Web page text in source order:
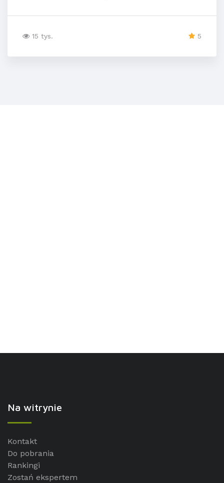
15 tys. 5
Na witrynie
Kontakt
Do pobrania
Rankingi
Zostań ekspertem